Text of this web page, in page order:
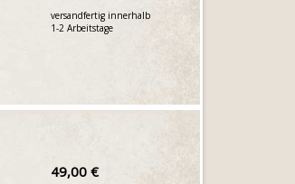
versandfertig innerhalb
1-2 Arbeitstage
49,00 €